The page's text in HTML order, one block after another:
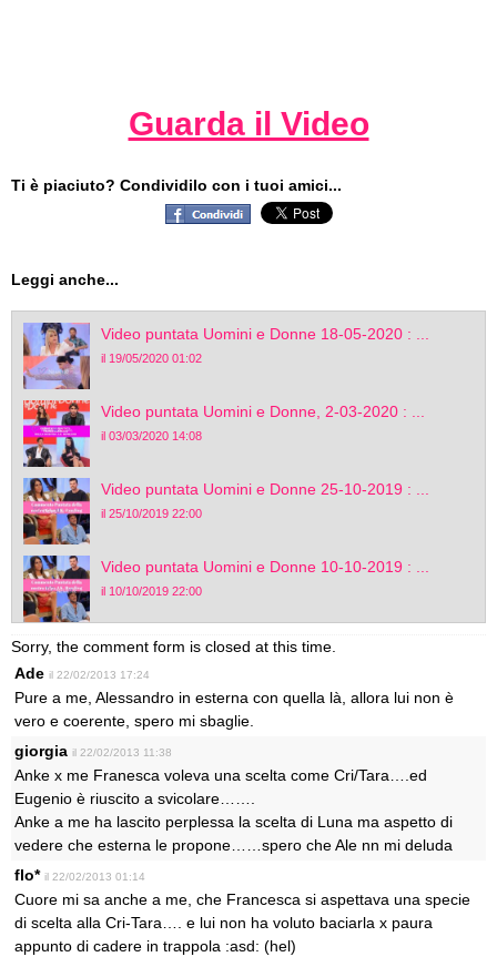
Guarda il Video
Ti è piaciuto? Condividilo con i tuoi amici...
Leggi anche...
Video puntata Uomini e Donne 18-05-2020 : ...
il 19/05/2020 01:02
Video puntata Uomini e Donne, 2-03-2020 : ...
il 03/03/2020 14:08
Video puntata Uomini e Donne 25-10-2019 : ...
il 25/10/2019 22:00
Video puntata Uomini e Donne 10-10-2019 : ...
il 10/10/2019 22:00
Sorry, the comment form is closed at this time.
Ade il 22/02/2013 17:24
Pure a me, Alessandro in esterna con quella là, allora lui non è
vero e coerente, spero mi sbaglie.
giorgia il 22/02/2013 11:38
Anke x me Franesca voleva una scelta come Cri/Tara….ed
Eugenio è riuscito a svicolare…….
Anke a me ha lascito perplessa la scelta di Luna ma aspetto di
vedere che esterna le propone……spero che Ale nn mi deluda
flo* il 22/02/2013 01:14
Cuore mi sa anche a me, che Francesca si aspettava una specie
di scelta alla Cri-Tara…. e lui non ha voluto baciarla x paura
appunto di cadere in trappola :asd: (hel)